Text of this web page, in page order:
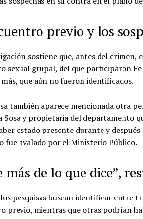
previo y los
sostiene que, antes del crimen,
sexual grupal, del que participaron
que aún no fueron identificados.
también aparece mencionada otra
Sosa y propietaria del departamento
estado presente durante y
fue avalado por el Ministerio Público.
más de lo que dice”,
pesquisas buscan identificar entre
previo, mientras que otras podrían